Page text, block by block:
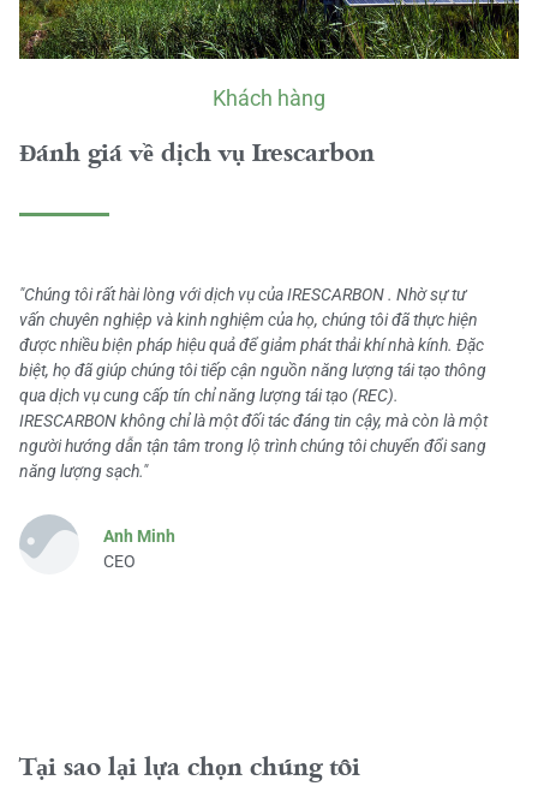
Khách hàng
Đánh giá về dịch vụ Irescarbon
"Chúng tôi rất hài lòng với dịch vụ của IRESCARBON . Nhờ sự tư
vấn chuyên nghiệp và kinh nghiệm của họ, chúng tôi đã thực hiện
được nhiều biện pháp hiệu quả để giảm phát thải khí nhà kính. Đặc
biệt, họ đã giúp chúng tôi tiếp cận nguồn năng lượng tái tạo thông
qua dịch vụ cung cấp tín chỉ năng lượng tái tạo (REC).
IRESCARBON không chỉ là một đối tác đáng tin cậy, mà còn là một
người hướng dẫn tận tâm trong lộ trình chúng tôi chuyển đổi sang
năng lượng sạch."
Anh Minh
CEO
Tại sao lại lựa chọn chúng tôi